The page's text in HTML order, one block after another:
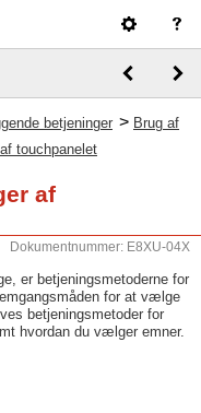
betjeninger > Brug af
touchpanelet
af
Dokumentnummer: E8XU-04X
er betjeningsmetoderne for
for at vælge
betjeningsmetoder for
hvordan du vælger emner.